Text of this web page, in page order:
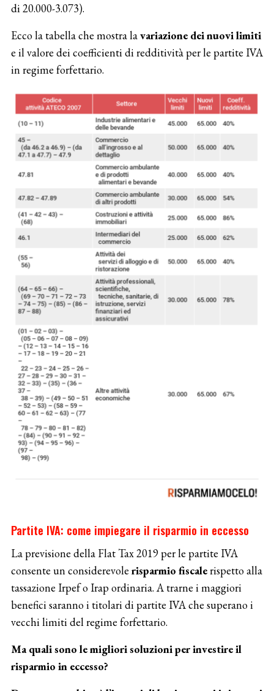
di 20.000-3.073).
Ecco la tabella che mostra lavariazione dei nuovi limiti
e il valore dei coefficienti di redditività per le partite IVA
in regime forfettario.
Partite IVA: come impiegare il risparmio in eccesso
La previsione della Flat Tax 2019 per le partite IVA
consente un considerevole risparmio fiscalerispetto alla
tassazione Irpef o Irap ordinaria. A trarne i maggiori
benefici saranno i titolari di partite IVA che superano i
vecchi limiti del regime forfettario.
Ma quali sono le migliori soluzioni per investire il
risparmio in eccesso?